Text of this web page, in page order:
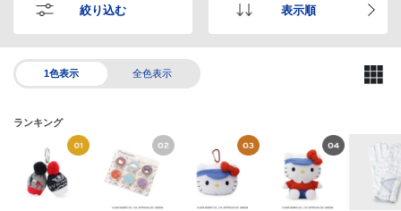
絞り込む 表示順
1色表示 全色表示
ランキング